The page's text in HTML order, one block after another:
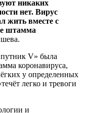
никаких
нет. Вирус
жить вместе с
штамма
V» была
коронавируса,
у определенных
легко и тревоги
и